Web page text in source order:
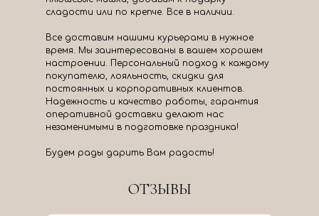
сладости или по крепче. Все в наличии.
Все доставим нашими курьерами в нужное
время. Мы заинтересованы в вашем хорошем
настроении. Персональный подход к каждому
покупателю, лояльность, скидки для
постоянных и корпоративных клиентов.
Надежность и качество работы, гарантия
оперативной доставки делают нас
незаменимыми в подготовке праздника!
Будем рады дарить Вам радость!
ОТЗЫВЫ